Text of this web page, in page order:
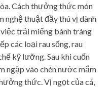
Cách thưởng thức món
nghệ thuật đầy thú vị dành
trải miếng bánh tráng
các loại rau sống, rau
kỹ lưỡng. Sau khi cuốn
ngập vào chén nước mắm
thức. Vị ngọt của cá,